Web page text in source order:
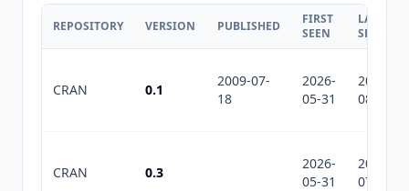
REPOSITORY VERSION PUBLISHED
FIRST
SEEN
LAST
SEEN
CRAN 0.1
2009-07-
18
2026-
05-31
2026-
08-07
CRAN 0.3
2026-
05-31
2026-
07-10